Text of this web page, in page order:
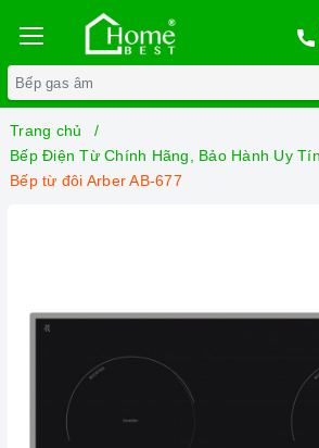
Trang chủ
Bếp Điện Từ Chính Hãng, Bảo Hành Uy
Bếp từ đôi Arber AB-677